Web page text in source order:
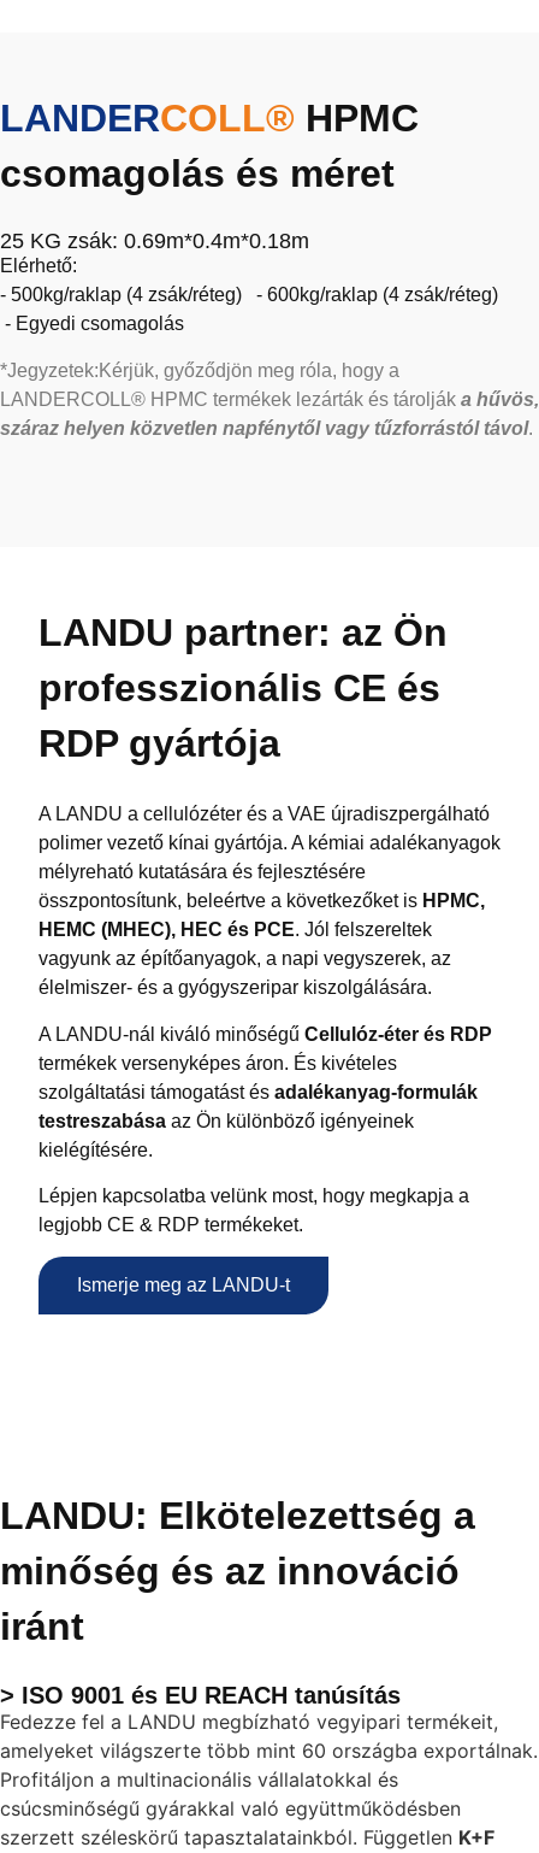
LANDERCOLL® HPMC
csomagolás és méret
25 KG zsák: 0.69m*0.4m*0.18m
Elérhető:
- 500kg/raklap (4 zsák/réteg) - 600kg/raklap (4 zsák/réteg)
- Egyedi csomagolás
*Jegyzetek: Kérjük, győződjön meg róla, hogy a
LANDERCOLL® HPMC termékek lezárták és tárolják a hűvös,
száraz helyen közvetlen napfénytől vagy tűzforrástól távol.
LANDU partner: az Ön
professzionális CE és
RDP gyártója
A LANDU a cellulózéter és a VAE újradiszpergálható
polimer vezető kínai gyártója. A kémiai adalékanyagok
mélyreható kutatására és fejlesztésére
összpontosítunk, beleértve a következőket is HPMC,
HEMC (MHEC), HEC és PCE. Jól felszereltek
vagyunk az építőanyagok, a napi vegyszerek, az
élelmiszer- és a gyógyszeripar kiszolgálására.
A LANDU-nál kiváló minőségű Cellulóz-éter és RDP
termékek versenyképes áron. És kivételes
szolgáltatási támogatást és adalékanyag-formulák
testreszabása az Ön különböző igényeinek
kielégítésére.
Lépjen kapcsolatba velünk most, hogy megkapja a
legjobb CE & RDP termékeket.
Ismerje meg az LANDU-t
LANDU: Elkötelezettség a
minőség és az innováció
iránt
> ISO 9001 és EU REACH tanúsítás
Fedezze fel a LANDU megbízható vegyipari termékeit,
amelyeket világszerte több mint 60 országba exportálnak.
Profitáljon a multinacionális vállalatokkal és
csúcsminőségű gyárakkal való együttműködésben
szerzett széleskörű tapasztalatainkból. Független K+F